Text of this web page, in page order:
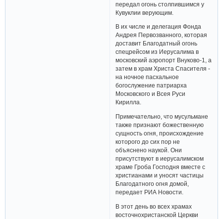
передал огонь столпившимся у
Кувуклии верующим.
В их числе и делегация Фонда
Андрея Первозванного, которая
доставит Благодатный огонь
спецрейсом из Иерусалима в
московский аэропорт Внуково-1, а
затем в храм Христа Спасителя -
на ночное пасхальное
богослужение патриарха
Московского и Всея Руси
Кирилла.
Примечательно, что мусульмане
также признают божественную
сущность огня, происхождение
которого до сих пор не
объяснено наукой. Они
присутствуют в иерусалимском
храме Гроба Господня вместе с
христианами и уносят частицы
Благодатного огня домой,
передает РИА Новости.
В этот день во всех храмах
восточнохристанской Церкви